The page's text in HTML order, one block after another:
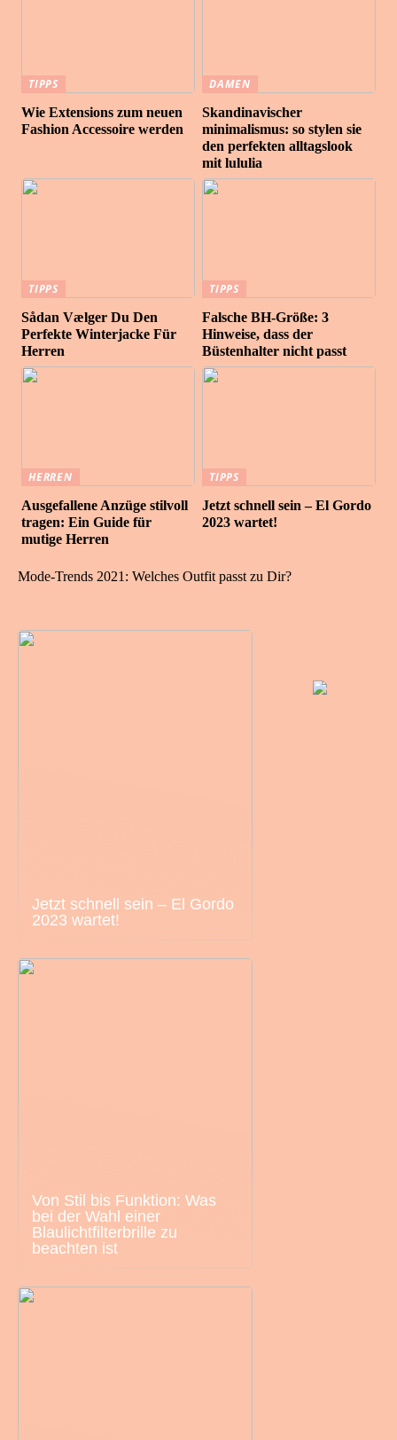
TIPPS
Wie Extensions zum neuen
Fashion Accessoire werden
DAMEN
Skandinavischer
minimalismus: so stylen sie
den perfekten alltagslook
mit lululia
TIPPS
Sådan Vælger Du Den
Perfekte Winterjacke Für
Herren
TIPPS
Falsche BH-Größe: 3
Hinweise, dass der
Büstenhalter nicht passt
HERREN
Ausgefallene Anzüge stilvoll
tragen: Ein Guide für
mutige Herren
TIPPS
Jetzt schnell sein – El Gordo
2023 wartet!
Mode-Trends 2021: Welches Outfit passt zu Dir?
Jetzt schnell sein – El Gordo
2023 wartet!
Von Stil bis Funktion: Was
bei der Wahl einer
Blaulichtfilterbrille zu
beachten ist